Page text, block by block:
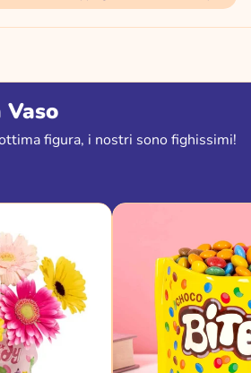
figura, i nostri sono fighissimi!